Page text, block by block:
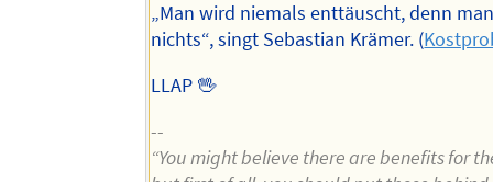
„Man wird niemals enttäuscht, denn
nichts“, singt Sebastian Krämer. (
LLAP 🖖
--
“You might believe there are benefits for